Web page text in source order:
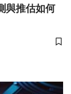
與推估如何
儲